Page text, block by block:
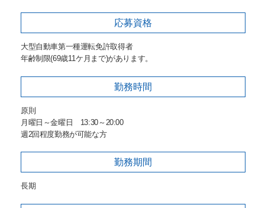
応募資格
大型自動車第一種運転免許取得者
年齢制限(69歳11ケ月まで)があります。
勤務時間
原則
月曜日～金曜日 13:30～20:00
週2回程度勤務が可能な方
勤務期間
長期